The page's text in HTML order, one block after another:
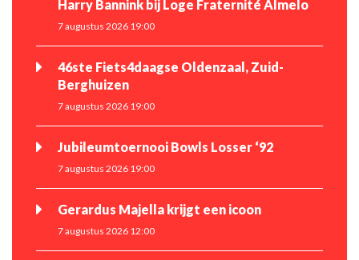
Harry Bannink bij Loge Fraternité Almelo
7 augustus 2026 19:00
46ste Fiets4daagse Oldenzaal, Zuid-
Berghuizen
7 augustus 2026 19:00
Jubileumtoernooi Bowls Losser ‘92
7 augustus 2026 19:00
Gerardus Majella krijgt een icoon
7 augustus 2026 12:00